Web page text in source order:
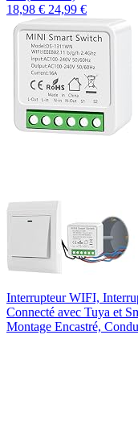
18,98 € 24,99 €
Interrupteur WIFI,
Connecté avec Tuya et
Montage Encastré,